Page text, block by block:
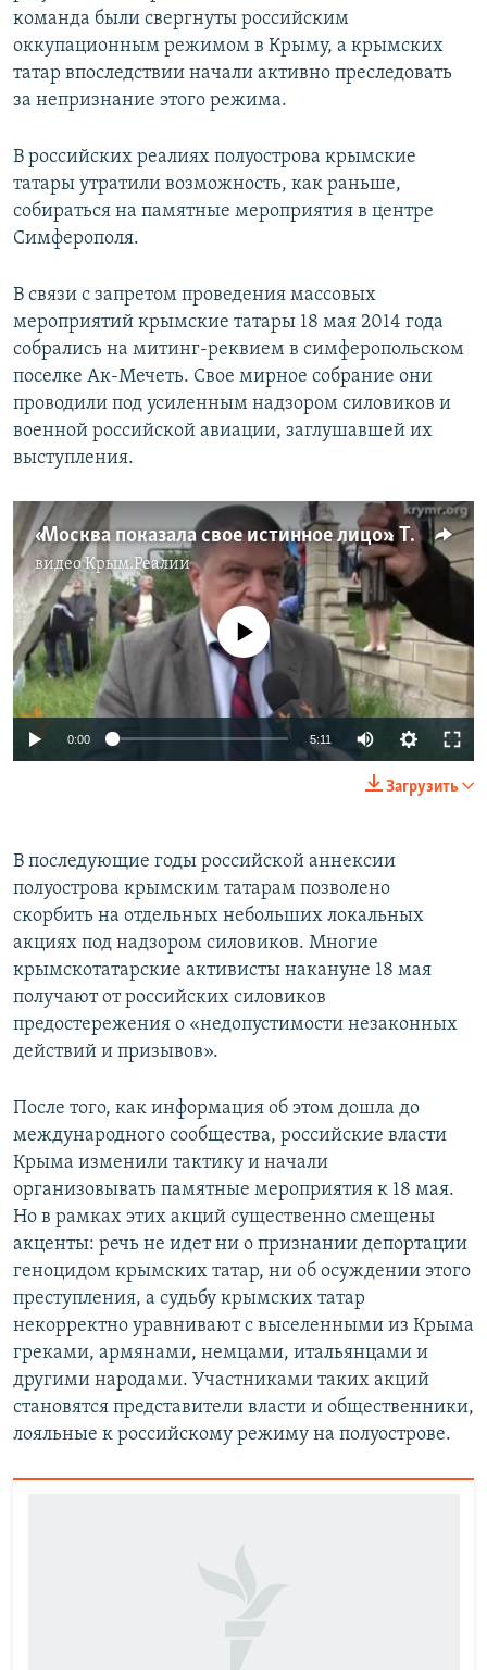
команда были свергнуты российским
оккупационным режимом в Крыму, а крымских
татар впоследствии начали активно преследовать
за непризнание этого режима.
В российских реалиях полуострова крымские
татары утратили возможность, как раньше,
собираться на памятные мероприятия в центре
Симферополя.
В связи с запретом проведения массовых
мероприятий крымские татары 18 мая 2014 года
собрались на митинг-реквием в симферопольском
поселке Ак-Мечеть. Свое мирное собрание они
проводили под усиленным надзором силовиков и
военной российской авиации, заглушавшей их
выступления.
«Москва показала свое истинное лицо». Траурные мероприятия прошли в Симферополе
видеоКрым.Реалии
No media source currently available
0:00 5:11
Загрузить
В последующие годы российской аннексии
полуострова крымским татарам позволено
скорбить на отдельных небольших локальных
акциях под надзором силовиков. Многие
крымскотатарские активисты накануне 18 мая
получают от российских силовиков
предостережения о «недопустимости незаконных
действий и призывов».
После того, как информация об этом дошла до
международного сообщества, российские власти
Крыма изменили тактику и начали
организовывать памятные мероприятия к 18 мая.
Но в рамках этих акций существенно смещены
акценты: речь не идет ни о признании депортации
геноцидом крымских татар, ни об осуждении этого
преступления, а судьбу крымских татар
некорректно уравнивают с выселенными из Крыма
греками, армянами, немцами, итальянцами и
другими народами. Участниками таких акций
становятся представители власти и общественники,
лояльные к российскому режиму на полуострове.